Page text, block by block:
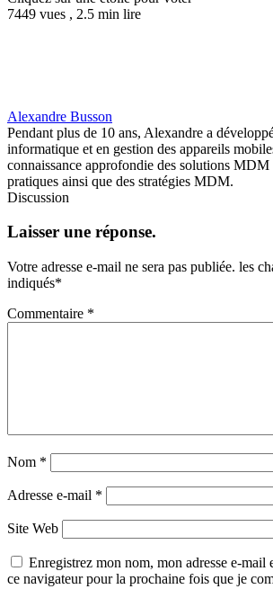
7449 vues , 2.5 min lire
Alexandre Busson
Pendant plus de 10 ans, Alexandre a
informatique et en gestion des appareils
connaissance approfondie des solutions MDM
pratiques ainsi que des stratégies MDM.
Discussion
Laisser une réponse.
Votre adresse e-mail ne sera pas publiée. les
indiqués*
Commentaire *
Nom *
Adresse e-mail *
Site Web
Enregistrez mon nom, mon adresse e-mail
ce navigateur pour la prochaine fois que je